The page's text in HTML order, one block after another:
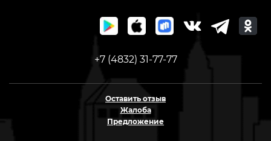
+7 (4832) 31-77-77
Оставить отзыв
Жалоба
Предложение